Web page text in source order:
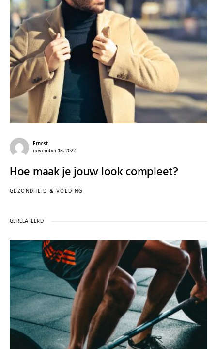
Ernest
november 18, 2022
Hoe maak je jouw look compleet?
GEZONDHEID & VOEDING
GERELATEERD